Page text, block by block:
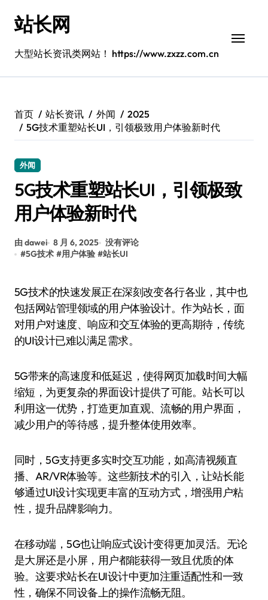
站长网
大型站长资讯类网站！ https://www.zxzz.com.cn
首页 站长资讯 外闻
2025
5G技术重塑站长UI，引领极致用户体验新时代
外闻
5G技术重塑站长UI，引领极致
用户体验新时代
由 dawei 8 月 6, 2025 没有评论
#5G技术 #用户体验 #站长UI
5G技术的快速发展正在深刻改变各行各业，其中也
包括网站管理领域的用户体验设计。作为站长，面
对用户对速度、响应和交互体验的更高期待，传统
的UI设计已难以满足需求。
5G带来的高速度和低延迟，使得网页加载时间大幅
缩短，为更复杂的界面设计提供了可能。站长可以
利用这一优势，打造更加直观、流畅的用户界面，
减少用户的等待感，提升整体使用效率。
同时，5G支持更多实时交互功能，如高清视频直
播、AR/VR体验等。这些新技术的引入，让站长能
够通过UI设计实现更丰富的互动方式，增强用户粘
性，提升品牌影响力。
在移动端，5G也让响应式设计变得更加灵活。无论
是大屏还是小屏，用户都能获得一致且优质的体
验。这要求站长在UI设计中更加注重适配性和一致
性，确保不同设备上的操作流畅无阻。